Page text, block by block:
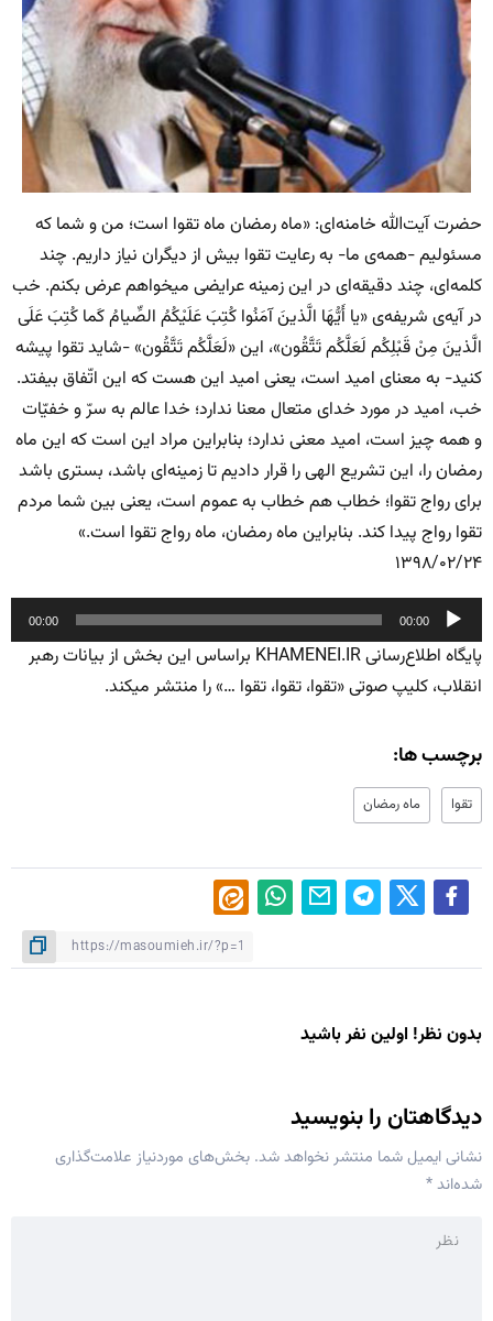
حضرت آیت‌الله خامنه‌ای: «ماه رمضان ماه تقوا است؛ من و شما که
مسئولیم -همه‌ی ما- به رعایت تقوا بیش از دیگران نیاز داریم. چند
کلمه‌ای، چند دقیقه‌ای در این زمینه عرایضی میخواهم عرض بکنم. خب
در آیه‌ی شریفه‌ی «یا أَیُّهَا الَّذینَ آمَنُوا کُتِبَ عَلَیْکُمُ الصِّیامُ کَما کُتِبَ عَلَی
الَّذینَ مِنْ قَبْلِکُم لَعَلَّکُم تَتَّقُون»، این «لَعَلَّکُم تَتَّقُون» -شاید تقوا پیشه
کنید- به معنای امید است، یعنی امید این هست که این اتّفاق بیفتد.
خب، امید در مورد خدای متعال معنا ندارد؛ خدا عالم به سرّ ‌و خفیّات
و همه چیز است، امید معنی ندارد؛ بنابراین مراد این است که این ماه
رمضان را، این تشریع الهی را قرار دادیم تا زمینه‌ای باشد، بستری باشد
برای رواج تقوا؛ خطاب هم خطاب به عموم است، یعنی بین شما مردم
تقوا رواج پیدا کند. بنابراین ماه رمضان، ماه رواج تقوا است.»
۱۳۹۸/۰۲/۲۴
پخش‌کننده
صوت
00:00
00:00
پایگاه اطلاع‌رسانی KHAMENEI.IR براساس این بخش از بیانات رهبر
انقلاب، کلیپ صوتی «تقوا، تقوا، تقوا …» را منتشر میکند.
برچسب ها:
تقوا ماه رمضان
بدون نظر! اولین نفر باشید
دیدگاهتان را بنویسید
نشانی ایمیل شما منتشر نخواهد شد. بخش‌های موردنیاز علامت‌گذاری
شده‌اند*